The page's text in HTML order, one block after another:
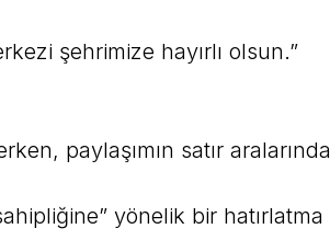
şehrimize hayırlı olsun.”
paylaşımın satır aralarında
yönelik bir hatırlatma